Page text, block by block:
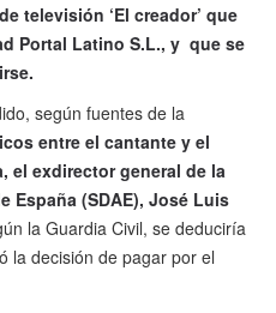
televisión ‘El creador’ que
Portal Latino S.L., y que se
según fuentes de la
entre el cantante y el
el exdirector general de la
España (SDAE), José Luis
la Guardia Civil, se deduciría
la decisión de pagar por el